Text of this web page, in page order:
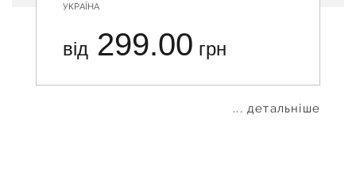
УКРАЇНА
від 299.00 грн
... детальніше